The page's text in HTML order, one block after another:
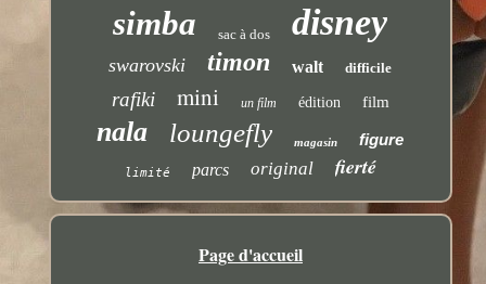
simba sac à dos disney
swarovski timon walt difficile
rafiki mini un film édition film
nala loungefly magasin figure
limité parcs original fierté
Page d'accueil